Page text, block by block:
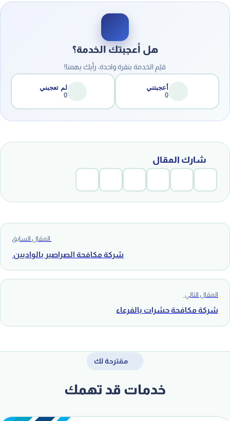
هل أعجبتك الخدمة؟
قيّم الخدمة بنقرة واحدة، رأيك يهمنا!
أعجبتني
0
لم تعجبني
0
شارك المقال
المقال السابق
شركة مكافحة الصراصير بالواديين
المقال التالي
شركة مكافحة حشرات بالفرعاء
مقترحة لك
خدمات قد تهمك